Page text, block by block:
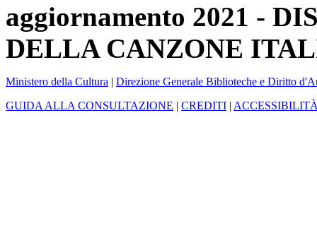
aggiornamento 2021 -
DELLA CANZONE
Ministero della Cultura | Direzione Generale Biblioteche e Diritto
GUIDA ALLA CONSULTAZIONE | CREDITI |